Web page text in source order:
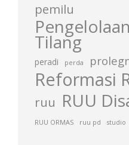
pemilu
Tilang
peradi perda
Reformasi
ruu RUU
RUU ORMAS ruu pd studio